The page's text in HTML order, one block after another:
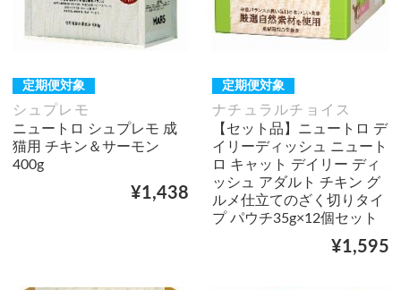
定期便対象
シュプレモ
ニュートロ シュプレモ 成
猫用 チキン＆サーモン
400g
¥1,438
定期便対象
ナチュラルチョイス
【セット品】ニュートロ デ
イリーディッシュ ニュート
ロ キャット デイリー ディ
ッシュ アダルト チキン グ
ルメ仕立てのざく切りタイ
プ パウチ35g×12個セット
¥1,595